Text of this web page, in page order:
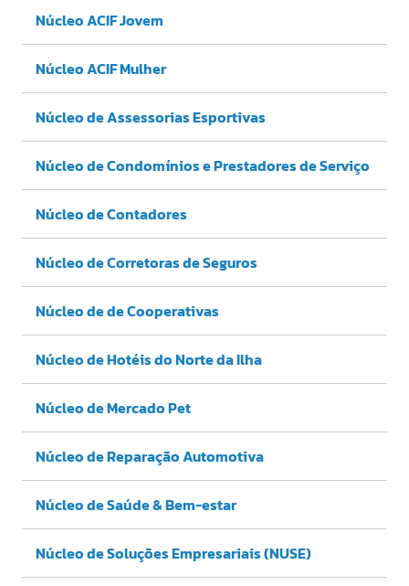
Núcleo ACIF Jovem
Núcleo ACIF Mulher
Núcleo de Assessorias Esportivas
Núcleo de Condomínios e Prestadores de Serviço
Núcleo de Contadores
Núcleo de Corretoras de Seguros
Núcleo de de Cooperativas
Núcleo de Hotéis do Norte da Ilha
Núcleo de Mercado Pet
Núcleo de Reparação Automotiva
Núcleo de Saúde & Bem-estar
Núcleo de Soluções Empresariais (NUSE)